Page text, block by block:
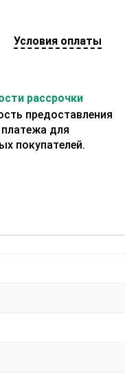
Условия оплаты
рассрочки
предоставления
для
покупателей.